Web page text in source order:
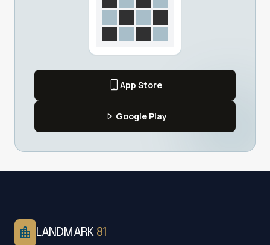
phone_iphoneApp Store
play_arrow Google Play
location_city LANDMARK 81